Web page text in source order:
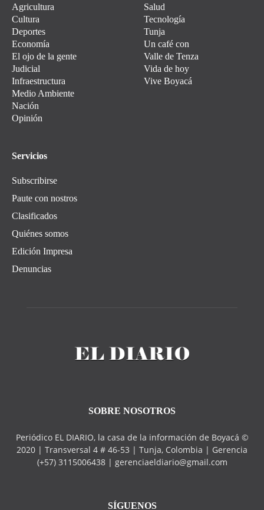
Agricultura
Cultura
Deportes
Economía
El ojo de la gente
Judicial
Infraestructura
Medio Ambiente
Nación
Opinión
Salud
Tecnología
Tunja
Un café con
Valle de Tenza
Vida de hoy
Vive Boyacá
Servicios
Subscribirse
Paute con nostros
Clasificados
Quiénes somos
Edición Impresa
Denuncias
SOBRE NOSOTROS
Periódico EL DIARIO, la casa de la información de Boyacá ©
2020 | Transversal 4 # 46-53 | Tunja, Colombia | Gerencia
(+57) 3115006438 | gerenciaeldiario@gmail.com
SÍGUENOS